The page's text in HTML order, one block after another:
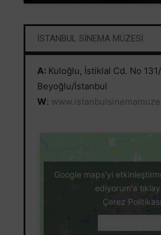
İSTANBUL SİNEMA MÜZESİ
A: Kuloğlu, İstiklal Cd. No
Beyoğlu/İstanbul
W:
Google maps'yi
ediyorum'a
Çerez Politikası